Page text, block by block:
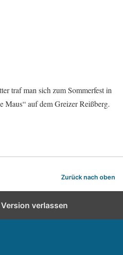
traf man sich zum Sommerfest in
Maus“ auf dem Greizer Reißberg.
Zurück nach oben
verlassen